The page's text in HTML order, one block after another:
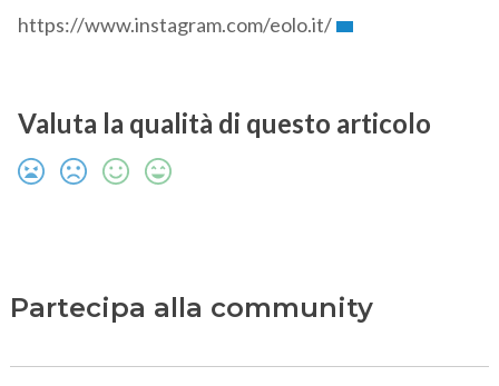
https://www.instagram.com/eolo.it/
Valuta la qualità di questo articolo
Partecipa alla community